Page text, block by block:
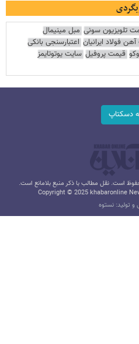
تلویزیون سونی مبل مینیمال
فولاد ایرانیان اعتبارسنجی بانکی
قیمت پروفیل سایت یوتوتایمز
دسکتاپ
است. نقل مطالب با ذکر منبع بلامانع است.
Copyright © 2025 khabaronline
و تولید: نستوه